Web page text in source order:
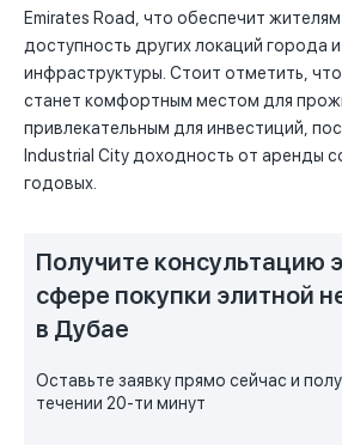
Emirates Road, что обеспечит
доступность других локаций города
инфраструктуры. Стоит отметить,
станет комфортным местом для
привлекательным для инвестиций,
Industrial City доходность от аренды
годовых.
Получите консультацию
сфере покупки элитной
в Дубае
Оставьте заявку прямо сейчас и
течении 20-ти минут